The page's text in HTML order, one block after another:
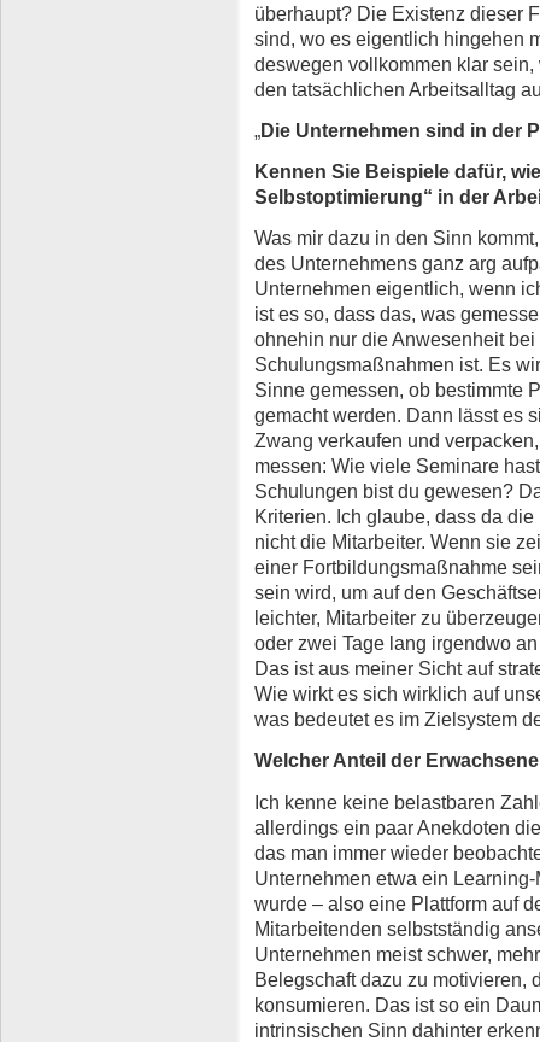
überhaupt? Die Existenz dieser
sind, wo es eigentlich hingehen
deswegen vollkommen klar
den tatsächlichen Arbeitsalltag
„Die Unternehmen sind in der
Kennen Sie Beispiele dafür,
Selbstoptimierung“ in der
Was mir dazu in den Sinn
des Unternehmens ganz arg
Unternehmen eigentlich, wenn
ist es so, dass das, was
ohnehin nur die Anwesenheit
Schulungsmaßnahmen ist. Es
Sinne gemessen, ob bestimmte
gemacht werden. Dann lässt es
Zwang verkaufen und
messen: Wie viele Seminare
Schulungen bist du gewesen?
Kriterien. Ich glaube, dass da
nicht die Mitarbeiter. Wenn sie
einer Fortbildungsmaßnahme
sein wird, um auf den
leichter, Mitarbeiter zu
oder zwei Tage lang irgendwo
Das ist aus meiner Sicht auf
Wie wirkt es sich wirklich auf
was bedeutet es im Zielsystem
Welcher Anteil der
Ich kenne keine belastbaren
allerdings ein paar Anekdoten
das man immer wieder
Unternehmen etwa ein
wurde – also eine Plattform auf
Mitarbeitenden selbstständig
Unternehmen meist schwer,
Belegschaft dazu zu motivieren,
konsumieren. Das ist so ein
intrinsischen Sinn dahinter